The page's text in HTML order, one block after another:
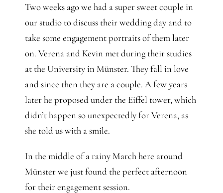
Mindset
Schreiben
Two weeks ago we had a super sweet couple in
our studio to discuss their wedding day and to
take some engagement portraits of them later
on. Verena and Kevin met during their studies
at the University in Münster. They fall in love
and since then they are a couple. A few years
later he proposed under the Eiffel tower, which
didn’t happen so unexpectedly for Verena, as
she told us with a smile.
In the middle of a rainy March here around
Münster we just found the perfect afternoon
for their engagement session.